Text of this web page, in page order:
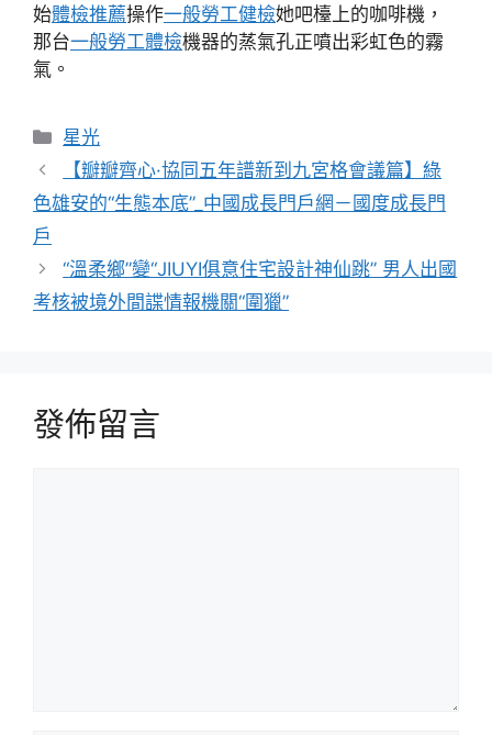
始體檢推薦操作一般勞工健檢她吧檯上的咖啡機，
那台一般勞工體檢機器的蒸氣孔正噴出彩虹色的霧
氣。
分
類
星光
【瓣瓣齊心·協同五年譜新到九宮格會議篇】綠
色雄安的“生態本底”_中國成長門戶網－國度成長門
戶
“溫柔鄉”變“JIUYI俱意住宅設計神仙跳” 男人出國
考核被境外間諜情報機關“圍獵”
發佈留言